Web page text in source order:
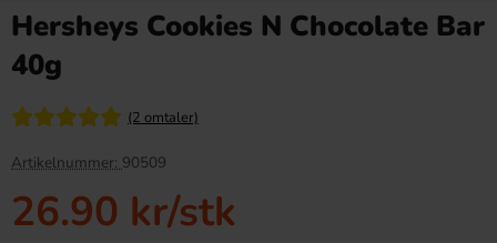
9.90 kr
400g
Hersheys Cookies N Chocolate Bar
40g
(2 omtaler)
Artikelnummer: 90509
26.90 kr/stk